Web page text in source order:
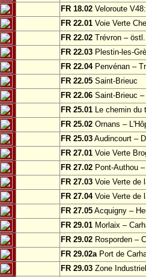
FR 18.02 Veloroute
FR 22.01 Voie Verte
FR 22.02 Trévron –
FR 22.03 Plestin-les-
FR 22.04Penvénan –
FR 22.05 Saint-Brieuc
FR 22.06 Saint-Brieuc
FR 25.01 Le chemin du
FR 25.02 Ornans –
FR 25.03 Audincourt –
FR 27.01 Voie Verte
FR 27.02 Pont-Authou
FR 27.03 Voie Verte de
FR 27.04Voie Verte de
FR 27.05 Acquigny –
FR 29.01 Morlaix –
FR 29.02 Rosporden –
FR 29.02aPort de
FR 29.03 Zone